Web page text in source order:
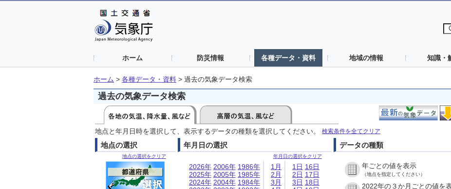
ホーム 防災情報 各種データ・資料 地域の情報 知識・
ホーム > 各種データ・資料 > 過去の気象データ検索
過去の気象データ検索
地点と年月日時を選択して、表示するデータの種類を選択してください。 検索条件を全てクリア
地点の選択
地点の選択をクリア
年月日の選択
年月日の選択をクリア
2026年
2025年
2024年
2006年
2005年
2004年
1986年
1985年
1984年
1月
2月
3月
1日
2日
3日
16日
17日
18日
データの種類
年ごとの値を表示
（地点を指定してください）
2022年の３か月ごとの値を